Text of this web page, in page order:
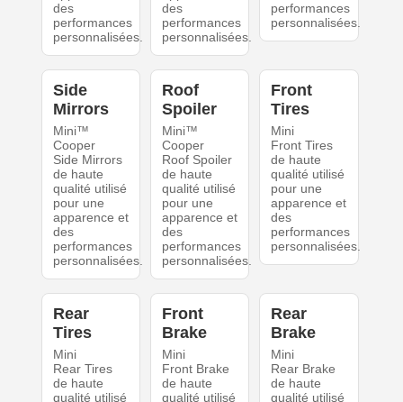
des
performances
personnalisées.
des
performances
personnalisées.
performances
personnalisées.
Side
Mirrors
Mini™
Cooper
Side Mirrors
de haute
qualité utilisé
pour une
apparence et
des
performances
personnalisées.
Roof
Spoiler
Mini™
Cooper
Roof Spoiler
de haute
qualité utilisé
pour une
apparence et
des
performances
personnalisées.
Front
Tires
Mini
Front Tires
de haute
qualité utilisé
pour une
apparence et
des
performances
personnalisées.
Rear
Tires
Mini
Rear Tires
de haute
qualité utilisé
Front
Brake
Mini
Front Brake
de haute
qualité utilisé
Rear
Brake
Mini
Rear Brake
de haute
qualité utilisé